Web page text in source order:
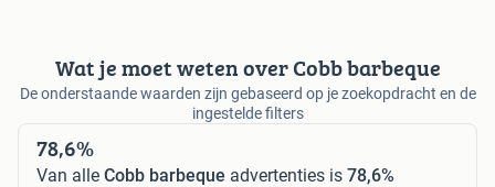
Wat je moet weten over Cobb barbeque
De onderstaande waarden zijn gebaseerd op je zoekopdracht en de
ingestelde filters
78,6%
Van alle Cobb barbeque advertenties is 78,6%